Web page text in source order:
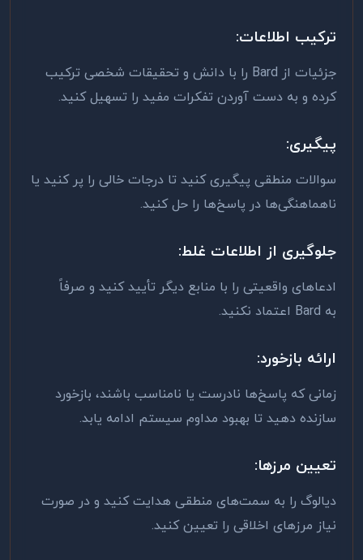
ترکیب اطلاعات:
جزئیات از Bard را با دانش و تحقیقات شخصی ترکیب
کرده و به دست آوردن تفکرات مفید را تسهیل کنید.
پیگیری:
سوالات منطقی پیگیری کنید تا درجات خالی را پر کنید یا
ناهماهنگی‌ها در پاسخ‌ها را حل کنید.
جلوگیری از اطلاعات غلط:
ادعاهای واقعیتی را با منابع دیگر تأیید کنید و صرفاً
به Bard اعتماد نکنید.
ارائه بازخورد:
زمانی که پاسخ‌ها نادرست یا نامناسب باشند، بازخورد
سازنده دهید تا بهبود مداوم سیستم ادامه یابد.
تعیین مرزها:
دیالوگ را به سمت‌های منطقی هدایت کنید و در صورت
نیاز مرزهای اخلاقی را تعیین کنید.